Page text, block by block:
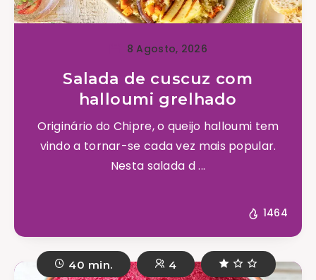
8 Agosto, 2026
Salada de cuscuz com
halloumi grelhado
Originário do Chipre, o queijo halloumi tem
vindo a tornar-se cada vez mais popular.
Nesta salada d ...
1464
40 min. 4